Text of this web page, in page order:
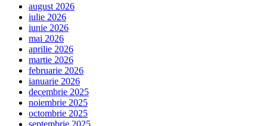
august 2026
iulie 2026
iunie 2026
mai 2026
aprilie 2026
martie 2026
februarie 2026
ianuarie 2026
decembrie 2025
noiembrie 2025
octombrie 2025
septembrie 2025